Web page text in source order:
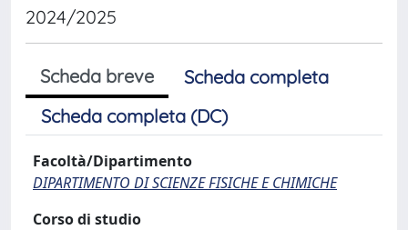
2024/2025
Scheda breve
Scheda completa
Scheda completa (DC)
Facoltà/Dipartimento
DIPARTIMENTO DI SCIENZE FISICHE E CHIMICHE
Corso di studio